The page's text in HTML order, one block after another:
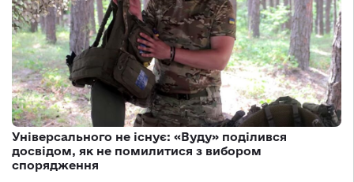
Універсального не існує: «Вуду» поділився
досвідом, як не помилитися з вибором
спорядження